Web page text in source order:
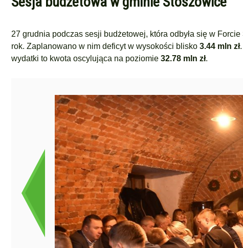
27 grudnia podczas sesji budżetowej, która odbyła się w
rok. Zaplanowano w nim deficyt w wysokości blisko 3.44 mln zł
wydatki to kwota oscylująca na poziomie 32.78 mln zł.